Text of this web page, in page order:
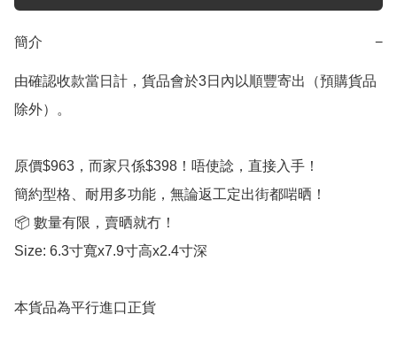
簡介 −
由確認收款當日計，貨品會於3日內以順豐寄出（預購貨品
除外）。
原價$963，而家只係$398！唔使諗，直接入手！
簡約型格、耐用多功能，無論返工定出街都啱晒！
📦 數量有限，賣晒就冇！
Size: 6.3寸寬x7.9寸高x2.4寸深
本貨品為平行進口正貨